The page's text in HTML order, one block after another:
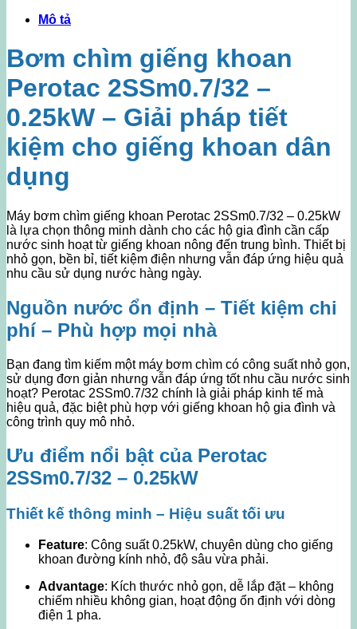
Mô tả
Bơm chìm giếng khoan
Perotac 2SSm0.7/32 –
0.25kW – Giải pháp tiết
kiệm cho giếng khoan dân
dụng
Máy bơm chìm giếng khoan Perotac 2SSm0.7/32 – 0.25kW
là lựa chọn thông minh dành cho các hộ gia đình cần cấp
nước sinh hoạt từ giếng khoan nông đến trung bình. Thiết bị
nhỏ gọn, bền bỉ, tiết kiệm điện nhưng vẫn đáp ứng hiệu quả
nhu cầu sử dụng nước hàng ngày.
Nguồn nước ổn định – Tiết kiệm chi
phí – Phù hợp mọi nhà
Bạn đang tìm kiếm một máy bơm chìm có công suất nhỏ gọn,
sử dụng đơn giản nhưng vẫn đáp ứng tốt nhu cầu nước sinh
hoạt? Perotac 2SSm0.7/32 chính là giải pháp kinh tế mà
hiệu quả, đặc biệt phù hợp với giếng khoan hộ gia đình và
công trình quy mô nhỏ.
Ưu điểm nổi bật của Perotac
2SSm0.7/32 – 0.25kW
Thiết kế thông minh – Hiệu suất tối ưu
Feature: Công suất 0.25kW, chuyên dùng cho giếng
khoan đường kính nhỏ, độ sâu vừa phải.
Advantage: Kích thước nhỏ gọn, dễ lắp đặt – không
chiếm nhiều không gian, hoạt động ổn định với dòng
điện 1 pha.